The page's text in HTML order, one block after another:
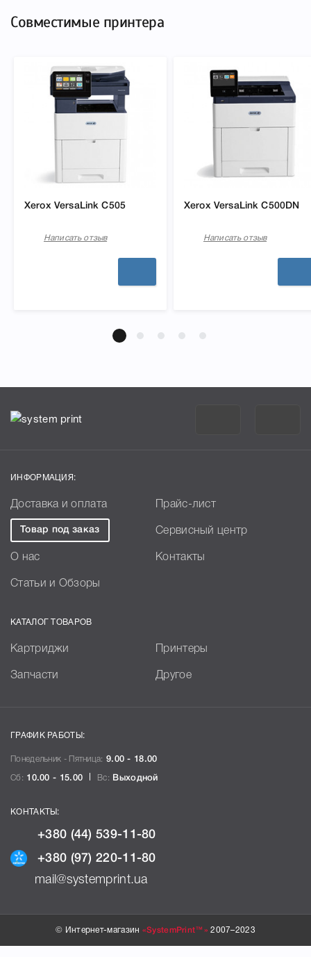
Совместимые принтера
Xerox VersaLink C505
Написать отзыв
Xerox VersaLink C500DN
Написать отзыв
ИНФОРМАЦИЯ:
Доставка и оплата Прайс-лист
Товар под заказ Сервисный центр
О нас Контакты
Статьи и Обзоры
КАТАЛОГ ТОВАРОВ
Картриджи Принтеры
Запчасти Другое
ГРАФИК РАБОТЫ:
Понедельник - Пятница: 9.00 - 18.00
Сб: 10.00 - 15.00 Вс: Выходной
КОНТАКТЫ:
+380 (44) 539-11-80
+380 (97) 220-11-80
mail@systemprint.ua
© Интернет-магазин «SystemPrint™» 2007–2023